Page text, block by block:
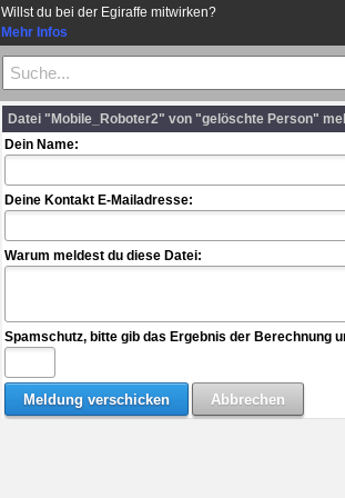
Willst du bei der Egiraffe mitwirken?
Mehr Infos
Datei "Mobile_Roboter2" von "gelöschte Person"
Dein Name:
Deine Kontakt E-Mailadresse:
Warum meldest du diese Datei:
Spamschutz, bitte gib das Ergebnis der Berechnung